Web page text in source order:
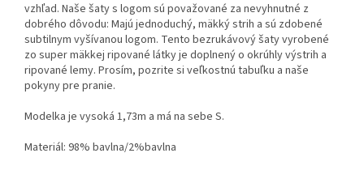
vzhľad. Naše šaty s logom sú považované za nevyhnutné z
dobrého dôvodu: Majú jednoduchý, mäkký strih a sú zdobené
subtilnym vyšívanou logom. Tento bezrukávový šaty vyrobené
zo super mäkkej ripované látky je doplnený o okrúhly výstrih a
ripované lemy. Prosím, pozrite si veľkostnú tabuľku a naše
pokyny pre pranie.
Modelka je vysoká 1,73m a má na sebe S.
Materiál: 98% bavlna/2%bavlna